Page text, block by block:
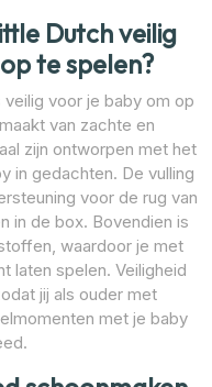
Dutch veilig
te spelen?
voor je baby om op
van zachte en
zijn ontworpen met het
in gedachten. De vulling
voor de rug van
in de box. Bovendien is
waardoor je met
laten spelen. Veiligheid
jij als ouder met
met je baby